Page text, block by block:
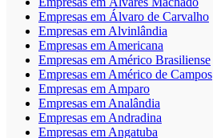
Empresas em Álvaro de Carvalho
Empresas em Alvinlândia
Empresas em Americana
Empresas em Américo Brasiliense
Empresas em Américo de Campos
Empresas em Amparo
Empresas em Analândia
Empresas em Andradina
Empresas em Angatuba